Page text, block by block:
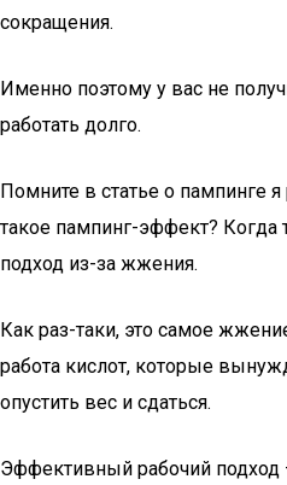
сокращения.
Именно поэтому у вас не
работать долго.
Помните в статье о пампинге
такое пампинг-эффект?
подход из-за жжения.
Как раз-таки, это самое
работа кислот, которые
опустить вес и сдаться.
Эффективный рабочий подход